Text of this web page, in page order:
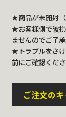
★商品が未開封
★お客様側で破
ませんのでご了承
★トラブルをさ
前にご確認くださ
ご注文の